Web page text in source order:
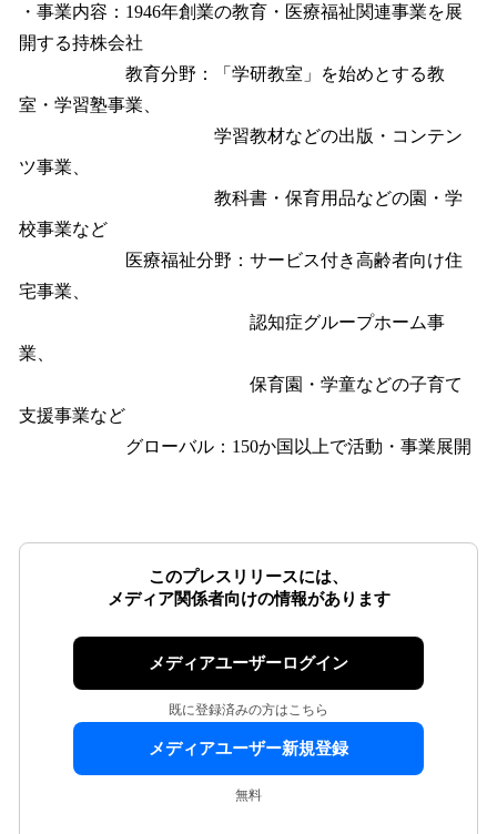
・事業内容：1946年創業の教育・医療福祉関連事業を展
開する持株会社
教育分野：「学研教室」を始めとする教
室・学習塾事業、
学習教材などの出版・コンテン
ツ事業、
教科書・保育用品などの園・学
校事業など
医療福祉分野：サービス付き高齢者向け住
宅事業、
認知症グループホーム事
業、
保育園・学童などの子育て
支援事業など
グローバル：150か国以上で活動・事業展開
このプレスリリースには、
メディア関係者向けの情報があります
メディアユーザーログイン
既に登録済みの方はこちら
メディアユーザー新規登録
無料